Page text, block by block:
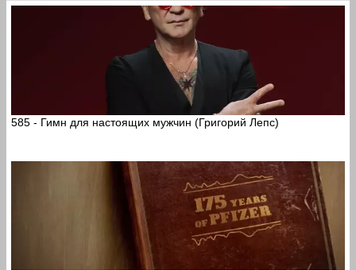
585 - Гимн для настоящих мужчин (Григорий Лепс)